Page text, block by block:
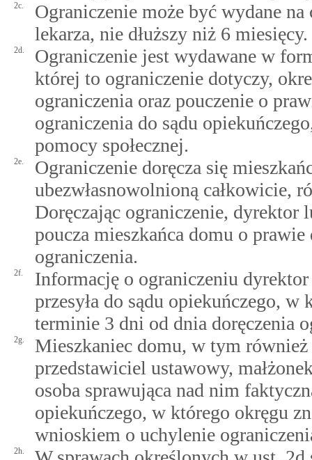
2c.
Ograniczenie może być wydane
lekarza, nie dłuższy niż 6 miesięcy.
2d.
Ograniczenie jest wydawane w
której to ograniczenie dotyczy,
ograniczenia oraz pouczenie o
ograniczenia do sądu
pomocy społecznej.
2e.
Ograniczenie doręcza się
ubezwłasnowolnioną całkowicie,
Doręczając ograniczenie, dyrektor
poucza mieszkańca domu o
ograniczenia.
2f.
Informację o ograniczeniu
przesyła do sądu opiekuńczego,
terminie 3 dni od dnia doręczenia
2g.
Mieszkaniec domu, w tym
przedstawiciel ustawowy,
osoba sprawująca nad nim
opiekuńczego, w którego okręgu
wnioskiem o uchylenie
2h.